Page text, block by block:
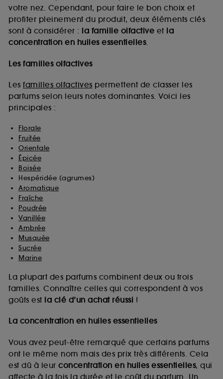
votre nez. Cependant, pour faire le bon choix et
profiter pleinement du produit, deux éléments clés
sont à considérer : la famille olfactive et la
concentration en huiles essentielles.
Les familles olfactives
Les familles olfactives permettent de classer les
parfums selon leurs notes dominantes. Voici les
principales :
Florale
Fruitée
Orientale
Épicée
Boisée
Hespéridée (agrumes)
Aromatique
Fraîche
Poudrée
Vanillée
Ambrée
Musquée
Sucrée
Marine
La plupart des parfums combinent deux ou trois
familles. Connaître celles qui correspondent à vos
goûts est la clé d’un achat réussi !
La concentration en huiles essentielles
Vous avez peut-être remarqué que certains parfums
ont le même nom mais des prix très différents. Cela
est dû à leur concentration en huiles essentielles, qui
affecte à la fois la durée et le coût du parfum. Un
pouvez personnaliser vos choix concernant le dépôt
de ces cookies grâce au bouton "personnaliser mes
choix" ci-dessous ou décider de "tout accepter".
Sephora pourra associer les informations de
navigation collectées par ces Cookies, pour les
collectées ou générées lors de votre activité en ligne
sur "continuer sans accepter". Voous pouvez à tout
moment choisir de retirer votrte consentement. Si vous
souhaitez obtenir plus d'information sur les cookies
utilisés, cliquez